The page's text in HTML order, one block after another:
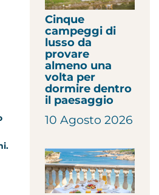
.
Cinque
campeggi di
lusso da
provare
almeno una
volta per
dormire dentro
il paesaggio
10 Agosto 2026